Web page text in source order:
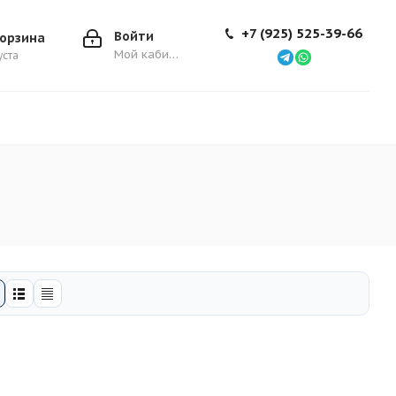
Войти
Мой кабинет
+7 (925) 525-39-66